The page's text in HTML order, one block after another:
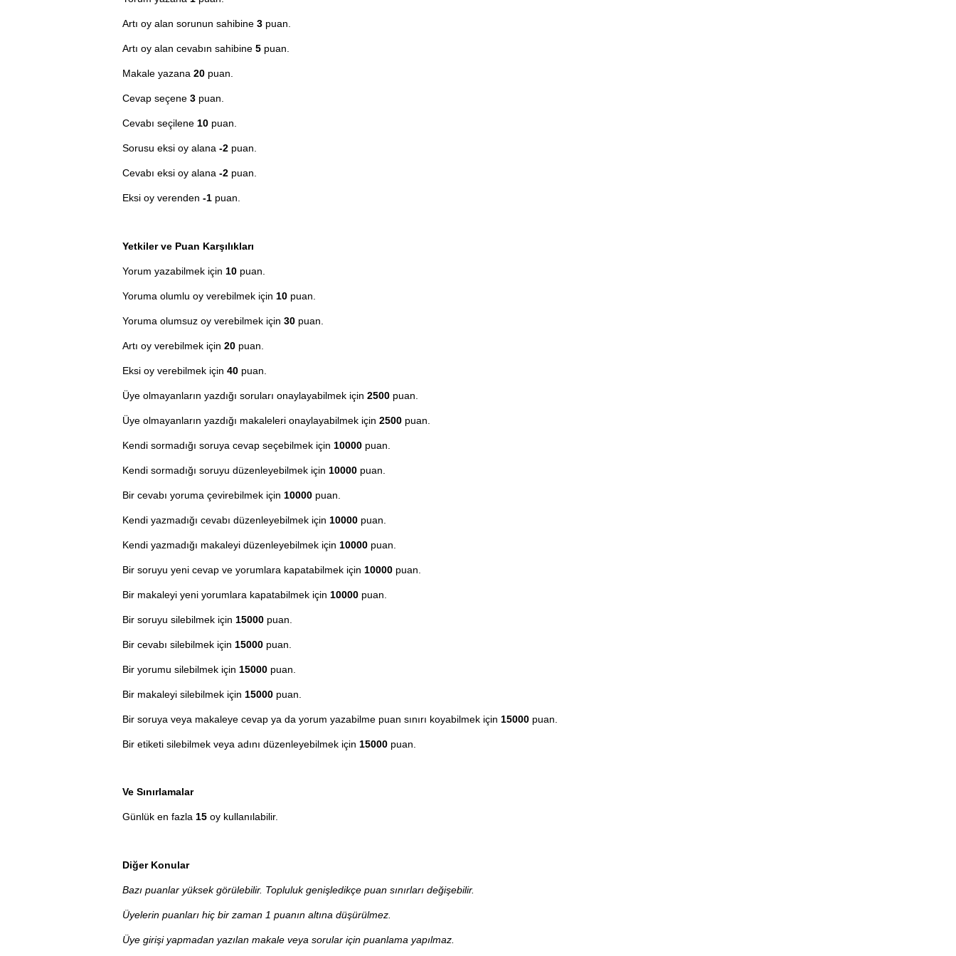
Artı oy alan sorunun sahibine 3 puan.
Artı oy alan cevabın sahibine 5 puan.
Makale yazana 20 puan.
Cevap seçene 3 puan.
Cevabı seçilene 10 puan.
Sorusu eksi oy alana -2 puan.
Cevabı eksi oy alana -2 puan.
Eksi oy verenden -1 puan.
Yetkiler ve Puan Karşılıkları
Yorum yazabilmek için 10 puan.
Yoruma olumlu oy verebilmek için 10 puan.
Yoruma olumsuz oy verebilmek için 30 puan.
Artı oy verebilmek için 20 puan.
Eksi oy verebilmek için 40 puan.
Üye olmayanların yazdığı soruları onaylayabilmek için 2500 puan.
Üye olmayanların yazdığı makaleleri onaylayabilmek için 2500 puan.
Kendi sormadığı soruya cevap seçebilmek için 10000 puan.
Kendi sormadığı soruyu düzenleyebilmek için 10000 puan.
Bir cevabı yoruma çevirebilmek için 10000 puan.
Kendi yazmadığı cevabı düzenleyebilmek için 10000 puan.
Kendi yazmadığı makaleyi düzenleyebilmek için 10000 puan.
Bir soruyu yeni cevap ve yorumlara kapatabilmek için 10000 puan.
Bir makaleyi yeni yorumlara kapatabilmek için 10000 puan.
Bir soruyu silebilmek için 15000 puan.
Bir cevabı silebilmek için 15000 puan.
Bir yorumu silebilmek için 15000 puan.
Bir makaleyi silebilmek için 15000 puan.
Bir soruya veya makaleye cevap ya da yorum yazabilme puan sınırı koyabilmek için 15000 puan.
Bir etiketi silebilmek veya adını düzenleyebilmek için 15000 puan.
Ve Sınırlamalar
Günlük en fazla 15 oy kullanılabilir.
Diğer Konular
Bazı puanlar yüksek görülebilir. Topluluk genişledikçe puan sınırları değişebilir.
Üyelerin puanları hiç bir zaman 1 puanın altına düşürülmez.
Üye girişi yapmadan yazılan makale veya sorular için puanlama yapılmaz.